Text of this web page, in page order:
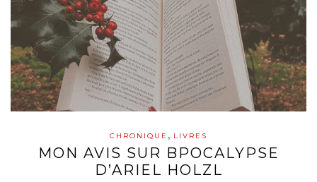
CHRONIQUE , LIVRES
MON AVIS SUR BPOCALYPSE
D’ARIEL HOLZL